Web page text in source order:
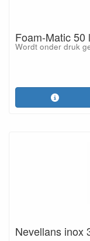
Foam-Matic 50
Wordt onder druk
Nevellans inox